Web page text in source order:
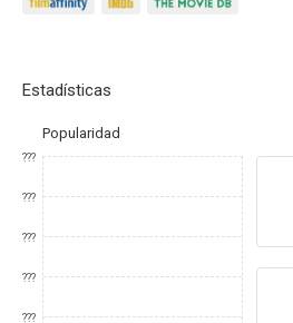
Estadísticas
Popularidad
???
???
???
???
???